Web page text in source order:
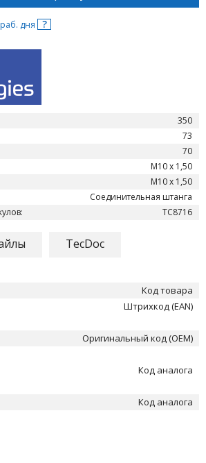
дня ?
350
73
70
M10 x 1,50
M10 x 1,50
Соединительная штанга
TC8716
TecDoc
Код товара
Штрихкод (EAN)
Оригинальный код (OEM)
Код аналога
Код аналога